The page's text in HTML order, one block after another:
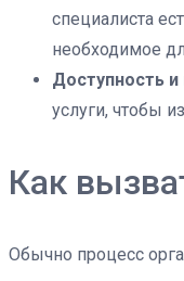
специалиста
необходимое
Доступность и
услуги, чтобы
Как
Обычно процесс